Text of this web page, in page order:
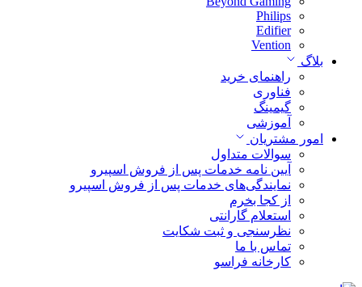
Philips
Edifier
Vention
بلاگ
راهنمای خرید
فناوری
گیمینگ
آموزشی
امور مشتریان
سوالات متداول
آیین نامه خدمات پس از فروش اسپیرو
نمایندگی‌های خدمات پس از فروش اسپیرو
از کجا بخرم
استعلام گارانتی
نظرسنجی و ثبت شکایت
تماس با ما
کارخانه فراسو